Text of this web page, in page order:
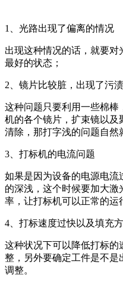
1、光路出现了偏离的情况
出现这种情况的话，就要对
最好的状态；
2、镜片比较脏，出现了污渍
这种问题只要利用一些棉
机的各个镜片，扩束镜以
清除，那打字浅的问题自然
3、打标机的电流问题
如果是因为设备的电源电
的深浅，这个时候要加大
率，让打标机可以正常的
4、打标速度过快以及填充
这种状况下可以降低打标的
整，另外要确定工件是不是
调整。